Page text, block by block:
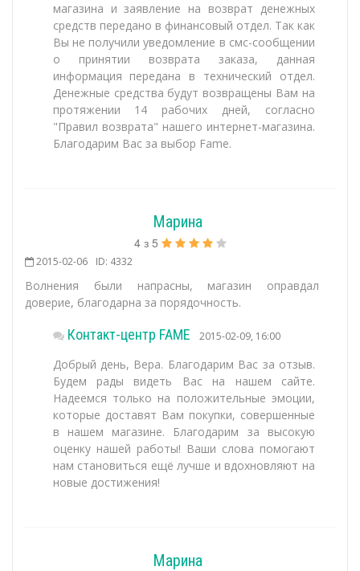
магазина и заявление на возврат денежных
средств передано в финансовый отдел. Так как
Вы не получили уведомление в смс-сообщении
о принятии возврата заказа, данная
информация передана в технический отдел.
Денежные средства будут возвращены Вам на
протяжении 14 рабочих дней, согласно
"Правил возврата" нашего интернет-магазина.
Благодарим Вас за выбор Fame.
Марина
4з 5
2015-02-06 ID: 4332
Волнения были напрасны, магазин оправдал
доверие, благодарна за порядочность.
Контакт-центр FAME 2015-02-09, 16:00
Добрый день, Вера. Благодарим Вас за отзыв.
Будем рады видеть Вас на нашем сайте.
Надеемся только на положительные эмоции,
которые доставят Вам покупки, совершенные
в нашем магазине. Благодарим за высокую
оценку нашей работы! Ваши слова помогают
нам становиться ещё лучше и вдохновляют на
новые достижения!
Марина